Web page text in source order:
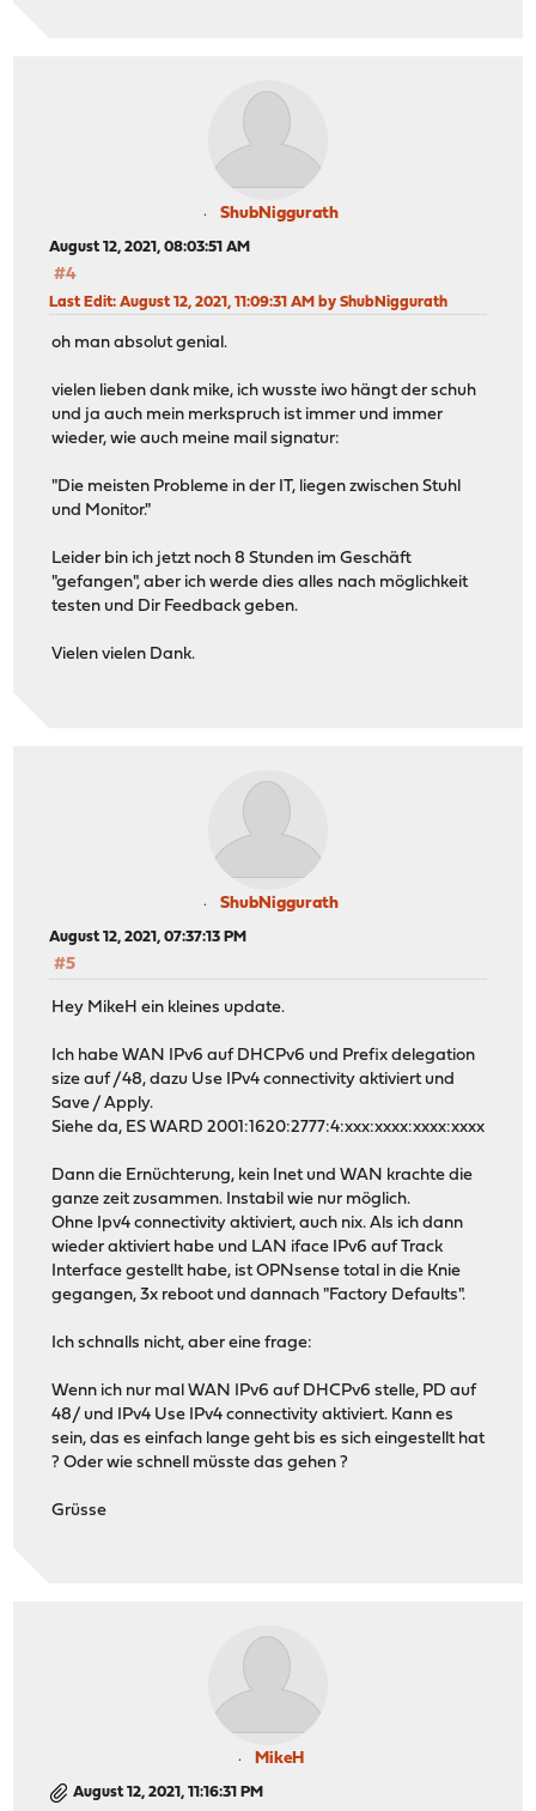
ShubNiggurath
August 12, 2021, 08:03:51 AM
#4
Last Edit: August 12, 2021, 11:09:31 AM by ShubNiggurath
oh man absolut genial.
vielen lieben dank mike, ich wusste iwo hängt der schuh
und ja auch mein merkspruch ist immer und immer
wieder, wie auch meine mail signatur:
"Die meisten Probleme in der IT, liegen zwischen Stuhl
und Monitor."
Leider bin ich jetzt noch 8 Stunden im Geschäft
"gefangen", aber ich werde dies alles nach möglichkeit
testen und Dir Feedback geben.
Vielen vielen Dank.
ShubNiggurath
August 12, 2021, 07:37:13 PM
#5
Hey MikeH ein kleines update.
Ich habe WAN IPv6 auf DHCPv6 und Prefix delegation
size auf /48, dazu Use IPv4 connectivity aktiviert und
Save / Apply.
Siehe da, ES WARD 2001:1620:2777:4:xxx:xxxx:xxxx:xxxx
Dann die Ernüchterung, kein Inet und WAN krachte die
ganze zeit zusammen. Instabil wie nur möglich.
Ohne Ipv4 connectivity aktiviert, auch nix. Als ich dann
wieder aktiviert habe und LAN iface IPv6 auf Track
Interface gestellt habe, ist OPNsense total in die Knie
gegangen, 3x reboot und dannach "Factory Defaults".
Ich schnalls nicht, aber eine frage:
Wenn ich nur mal WAN IPv6 auf DHCPv6 stelle, PD auf
48/ und IPv4 Use IPv4 connectivity aktiviert. Kann es
sein, das es einfach lange geht bis es sich eingestellt hat
? Oder wie schnell müsste das gehen ?
Grüsse
MikeH
August 12, 2021, 11:16:31 PM